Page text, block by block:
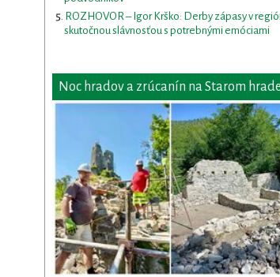
ROZHOVOR – Igor Krško: Derby zápasy v
skutočnou slávnosťou s potrebnými emóciami
Noc hradov a zrúcanín na Starom hrade